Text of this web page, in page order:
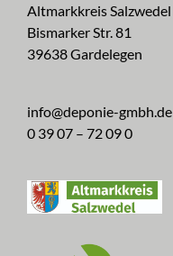
Altmarkkreis Salzwedel
Bismarker Str. 81
39638 Gardelegen
info@deponie-gmbh.de
0 39 07 – 72 09 0